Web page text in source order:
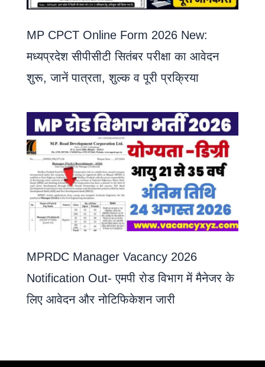
MP CPCT Online Form 2026 New:
मध्यप्रदेश सीपीसीटी सितंबर परीक्षा का आवेदन
शुरू, जानें पात्रता, शुल्क व पूरी प्रक्रिया
MPRDC Manager Vacancy 2026
Notification Out- एमपी रोड विभाग में मैनेजर के
लिए आवेदन और नोटिफिकेशन जारी